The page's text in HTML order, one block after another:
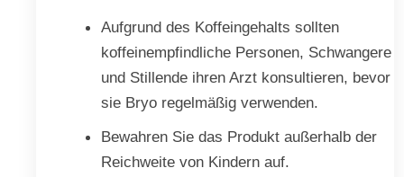
Aufgrund des Koffeingehalts sollten
koffeinempfindliche Personen, Schwangere
und Stillende ihren Arzt konsultieren, bevor
sie Bryo regelmäßig verwenden.
Bewahren Sie das Produkt außerhalb der
Reichweite von Kindern auf.